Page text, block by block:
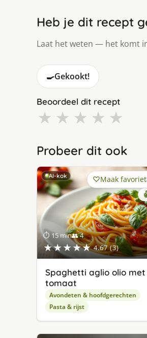
Heb je dit recept
Laat het weten — het komt
🍳Gekookt!
Beoordeel dit recept
★ ★ ★ ★ ★
Probeer dit ook
AI-kok
⏱ 15 min👥 4
★★★★★ 4.67 (3)
Maak favoriet
Spaghetti aglio olio met
tomaat
Avondeten & hoofdgerechten
Pasta & rijst